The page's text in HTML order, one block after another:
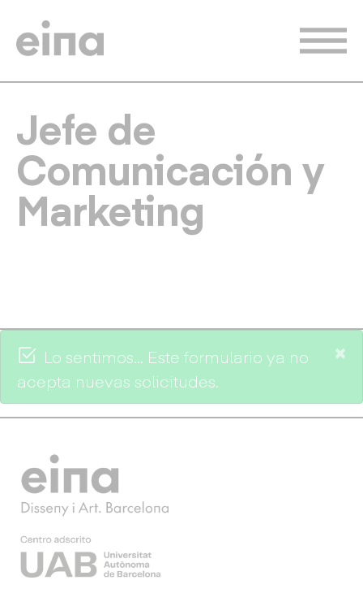
principal
Jefe de
Comunicación y
Marketing
×
Lo sentimos… Este formulario ya no
acepta nuevas solicitudes.